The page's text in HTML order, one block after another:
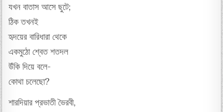
যখন বাতাস আসে ছুটে;
ঠিক তখনই
হৃদয়ের বারিধারা থেকে
একমুঠো শ্বেত শতদল
উঁকি দিয়ে বলে-
কোথা চলেছো?
শারদিয়ার প্রভাতী ভৈরবী,